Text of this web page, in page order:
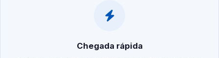
Chegada rápida